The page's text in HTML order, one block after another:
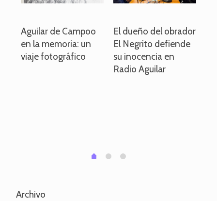
Aguilar de Campoo
en la memoria: un
viaje fotográfico
El dueño del obrador
El Negrito defiende
su inocencia en
Radio Aguilar
0 1 2
Archivo